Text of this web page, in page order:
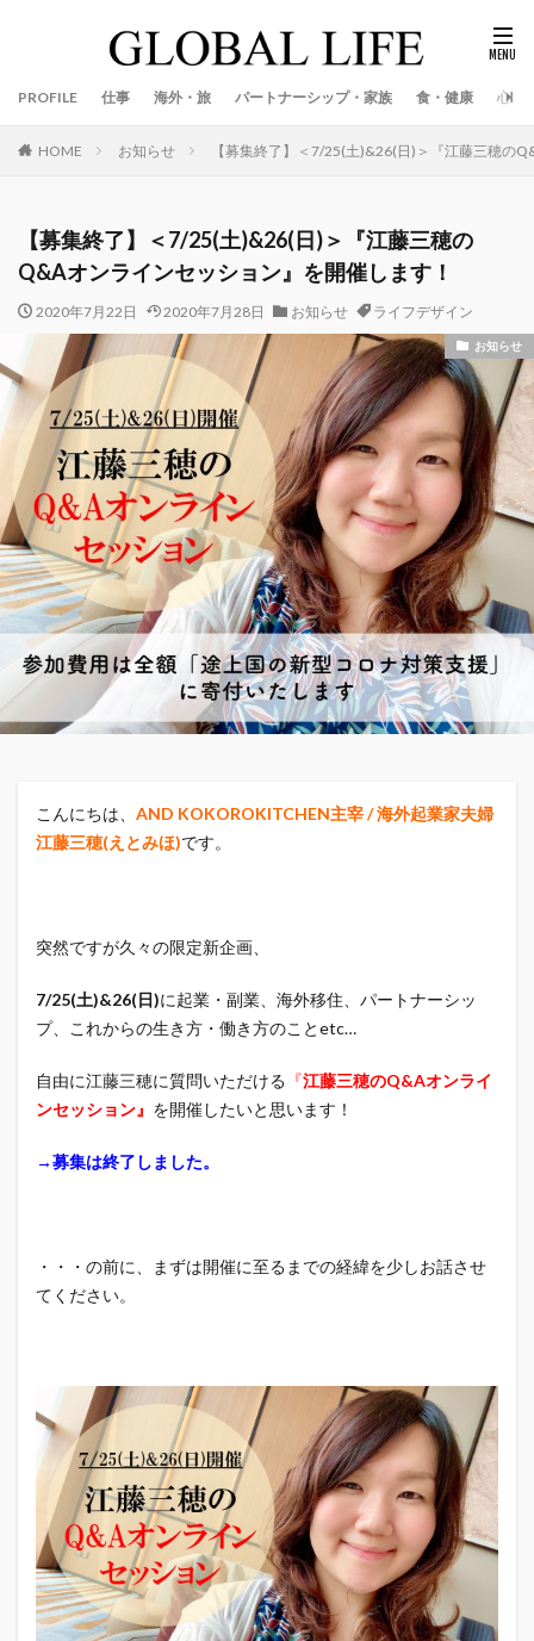
PROFILE 仕事 海外・旅 パートナーシップ・家族 食・健康 心
HOME お知らせ 【募集終了】＜7/25(土)&26(日)＞『江藤三穂の
【募集終了】＜7/25(土)&26(日)＞『江藤三穂の
Q&Aオンラインセッション』を開催します！
2020年7月22日 2020年7月28日 お知らせ ライフデザイン
お知らせ
こんにちは、 AND KOKOROKITCHEN主宰 / 海外起業家夫婦
江藤三穂(えとみほ)です。
突然ですが久々の限定新企画、
7/25(土)&26(日)に起業・副業、海外移住、パートナーシッ
プ、これからの生き方・働き方のことetc…
自由に江藤三穂に質問いただける 『江藤三穂のQ&Aオンライ
ンセッション』 を開催したいと思います！
→募集は終了しました。
・・・の前に、まずは開催に至るまでの経緯を少しお話させ
てください。